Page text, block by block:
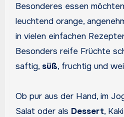
Besonderes essen
leuchtend orange,
in vielen einfachen
Besonders reife Früchte
saftig, süß, fruchtig und
Ob pur aus der Hand, im
Salat oder als Dessert,